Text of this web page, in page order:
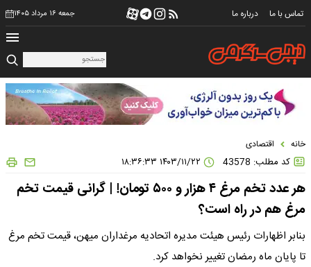
تماس با ما درباره ما جمعه ۱۶ مرداد ۱۴۰۵
خانه اقتصادی
کد مطلب: 43578
هر عدد تخم مرغ ۴ هزار و ۵۰۰ تومان! | گرانی قیمت تخم
مرغ هم در راه است؟
بنابر اظهارات رئیس هیئت مدیره اتحادیه مرغداران میهن، قیمت تخم مرغ
تا پایان ماه رمضان تغییر نخواهد کرد.